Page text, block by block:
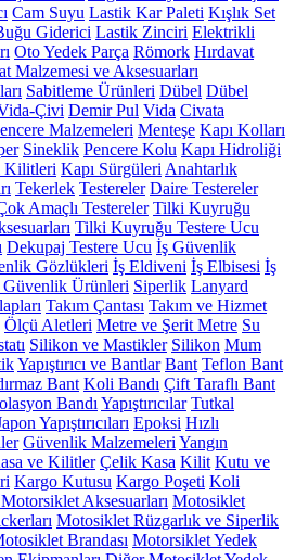
Cam Suyu Lastik Kar Paleti Kışlık Set
Giderici Lastik Zinciri Elektrikli
Oto Yedek Parça Römork Hırdavat
Malzemesi ve Aksesuarları
Sabitleme Ürünleri Dübel Dübel
Çivi Demir Pul Vida Civata
Malzemeleri Menteşe Kapı Kolları
Sineklik Pencere Kolu Kapı Hidroliği
Kilitleri Kapı Sürgüleri Anahtarlık
Tekerlek Testereler Daire Testereler
Amaçlı Testereler Tilki Kuyruğu
Tilki Kuyruğu Testere Ucu
Dekupaj Testere Ucu İş Güvenlik
Gözlükleri İş Eldiveni İş Elbisesi İş
Ürünleri Siperlik Lanyard
Takım Çantası Takım ve Hizmet
Ölçü Aletleri Metre ve Şerit Metre Su
Silikon ve Mastikler Silikon Mum
Yapıştırıcı ve Bantlar Bant Teflon Bant
Bant Koli Bandı Çift Taraflı Bant
Bandı Yapıştırıcılar Tutkal
Yapıştırıcıları Epoksi Hızlı
Güvenlik Malzemeleri Yangın
ve Kilitler Çelik Kasa Kilit Kutu ve
Kargo Kutusu Kargo Poşeti Koli
Motorsiklet Aksesuarları Motosiklet
Motosiklet Rüzgarlık ve Siperlik
Brandası Motorsiklet Yedek